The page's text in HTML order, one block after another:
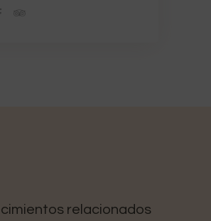
relacionados